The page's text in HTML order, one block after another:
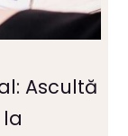
Ascultă